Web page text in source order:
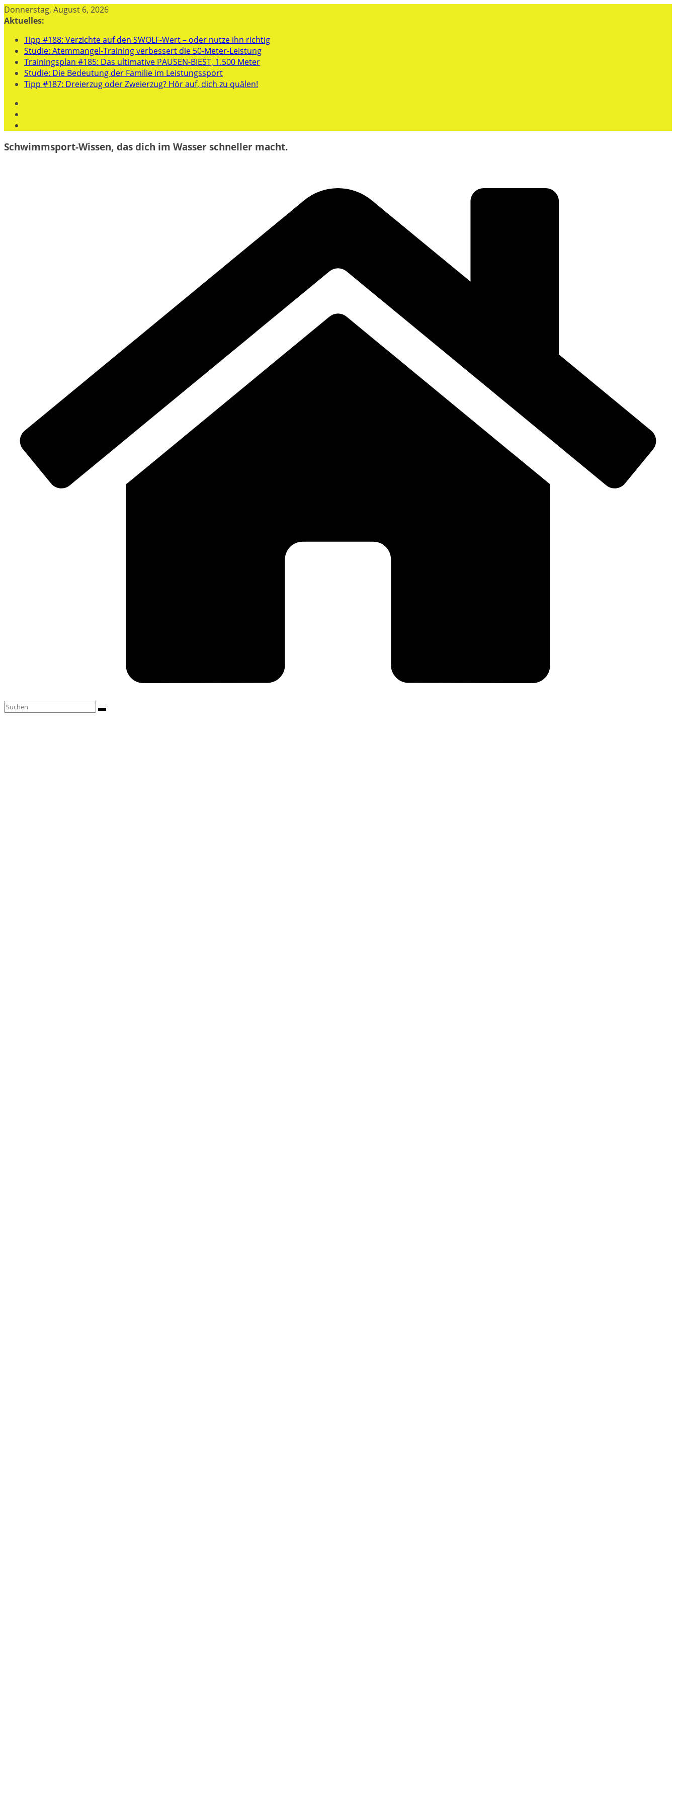
Zum
Inhalt
Donnerstag, August 6, 2026
Aktuelles:
Tipp #188: Verzichte auf den SWOLF-Wert – oder nutze ihn richtig
Studie: Atemmangel-Training verbessert die 50-Meter-Leistung
Trainingsplan #185: Das ultimative PAUSEN-BIEST, 1.500 Meter
Studie: Die Bedeutung der Familie im Leistungssport
Tipp #187: Dreierzug oder Zweierzug? Hör auf, dich zu quälen!
Schwimmsport-Wissen, das dich im Wasser schneller macht.